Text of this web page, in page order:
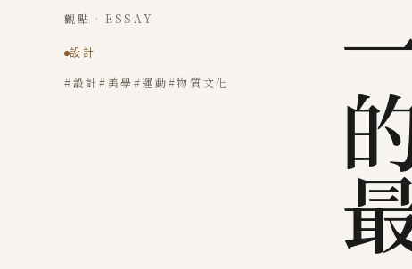
觀點 · ESSAY
設計
#設計#美學#運動#物質文化